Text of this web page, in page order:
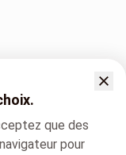
que des
pour